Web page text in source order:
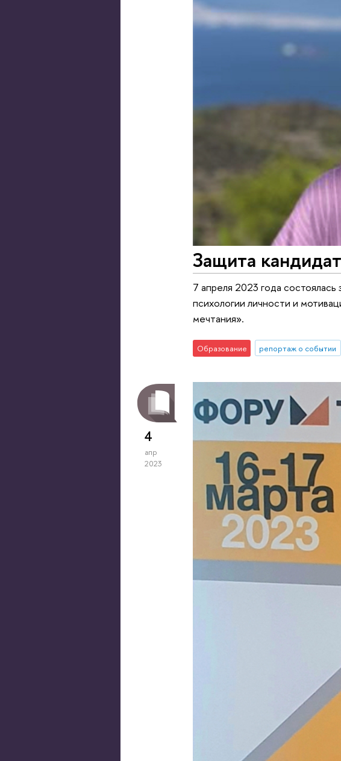
Защита
7 апреля 2023 года
психологии личности и
мечтания».
Образование репортаж о событии
4
апр
2023